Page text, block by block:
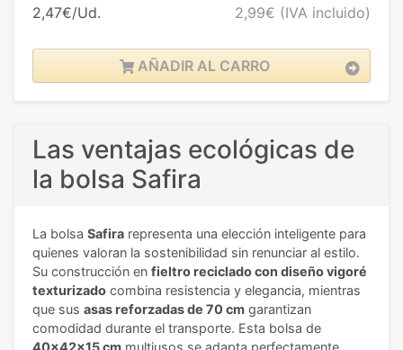
2,47€/Ud. 2,99€ (IVA incluido)
AÑADIR AL CARRO
Las ventajas ecológicas de
la bolsa Safira
La bolsa Safira representa una elección inteligente para
quienes valoran la sostenibilidad sin renunciar al estilo.
Su construcción en fieltro reciclado con diseño vigoré
texturizado combina resistencia y elegancia, mientras
que sus asas reforzadas de 70 cm garantizan
comodidad durante el transporte. Esta bolsa de